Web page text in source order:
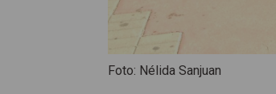
Foto: Nélida Sanjuan